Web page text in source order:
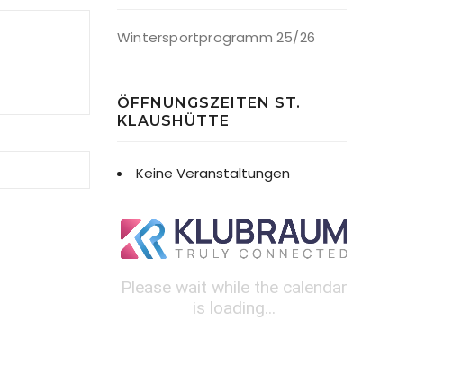
Wintersportprogramm 25/26
ÖFFNUNGSZEITEN ST.
KLAUSHÜTTE
Keine Veranstaltungen